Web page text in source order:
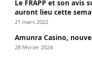
Le FRAPP et son avis
auront lieu cette
21 mars 2022
Amunra Casino,
28 février 2024